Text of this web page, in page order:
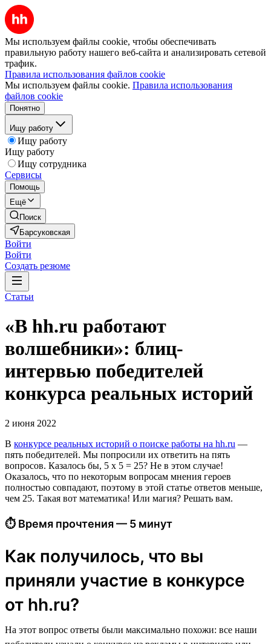
Мы используем файлы cookie, чтобы обеспечивать
правильную работу нашего веб-сайта и анализировать сетевой
трафик.
Правила использования файлов cookie
Мы используем файлы cookie. Правила использования
файлов cookie
Понятно
Ищу работу
Ищу работу
Ищу работу
Ищу сотрудника
Сервисы
Помощь
Ещё
Поиск
Барсуковская
Войти
Войти
Создать резюме
Статьи
«В hh.ru работают
волшебники»: блиц-
интервью победителей
конкурса реальных историй
2 июня 2022
В конкурсе реальных историй о поиске работы на hh.ru —
пять победителей. Мы попросили их ответить на пять
вопросов. Казалось бы, 5 х 5 = 25? Не в этом случае!
Оказалось, что по некоторым вопросам мнения героев
полностью совпадают, поэтому в этой статье ответов меньше,
чем 25. Такая вот математика! Или магия? Решать вам.
⏱ Время прочтения — 5 минут
Как получилось, что вы
приняли участие в конкурсе
от hh.ru?
На этот вопрос ответы были максимально похожи: все наши